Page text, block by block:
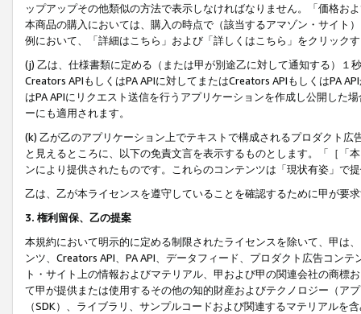
ップアップその他類似の方法で表示しなければなりません。「価格
本商品の購入においては、購入の時点で（該当するアマゾン・サイト
例において、「詳細はこちら」および「詳しくはこちら」をクリック
(j) 乙は、仕様書類に定める（または甲が別途乙に対して通知する）
Creators APIもしくはPA APIに対してまたはCreators APIもしくはPA
はPA APIにリクエスト送信を行うアプリケーションを作成し公開した
ーにも適用されます。
(k) 乙が乙のアプリケーション上でテキストで構成されるプロダクト
と見えるところに、以下の免責文言を表示するものとします。「［「
ンにより提供されたものです。これらのコンテンツは「現状有姿」で
乙は、乙が本ライセンスを遵守していることを確認するために甲が要
3. 権利留保、乙の提案
本規約において明示的に定める制限されたライセンスを除いて、甲は
ンツ、Creators API、PA API、データフィード、プロダクト広告コン
ト・サイト上の情報およびマテリアル、甲および甲の関連会社の商
て甲が提供または使用するその他の知的財産およびテクノロジー（ア
（SDK）、ライブラリ、サンプルコードおよび関連するマテリアル